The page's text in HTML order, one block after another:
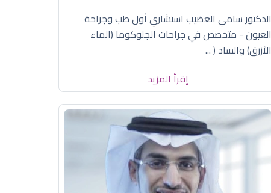
الدكتور سامي العضيب استشاري أول طب وجراحة
العيون - متخصص في جراحات الجلوكوما (الماء
الأزرق) والساد ( ...
إقرأ المزيد